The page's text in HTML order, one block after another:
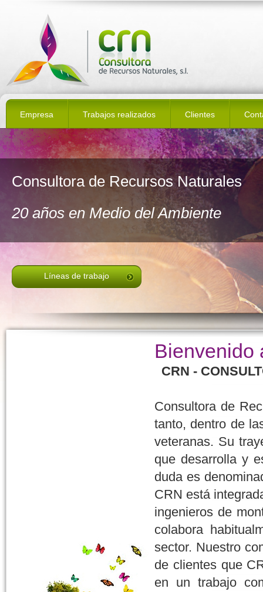
Empresa Trabajos realizados Clientes
Consultora de Recursos Naturales
20 años en Medio del Ambiente
Líneas de trabajo
Bienvenido
CRN -
Consultora de
tanto, dentro de
veteranas. Su
que desarrolla y
duda es
CRN está
ingenieros de
colabora
sector. Nuestro
de clientes que
en un trabajo